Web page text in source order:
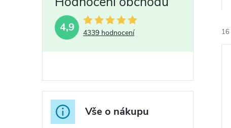
4,9 4339 hodnocení
Vše o nákupu
a
z
e
16